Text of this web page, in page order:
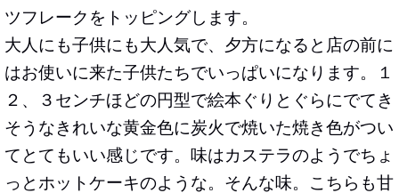
ツフレークをトッピングします。
大人にも子供にも大人気で、夕方になると店の前に
はお使いに来た子供たちでいっぱいになります。１
２、３センチほどの円型で絵本ぐりとぐらにでてき
そうなきれいな黄金色に炭火で焼いた焼き色がつい
てとてもいい感じです。味はカステラのようでちょ
っとホットケーキのような。そんな味。こちらも甘